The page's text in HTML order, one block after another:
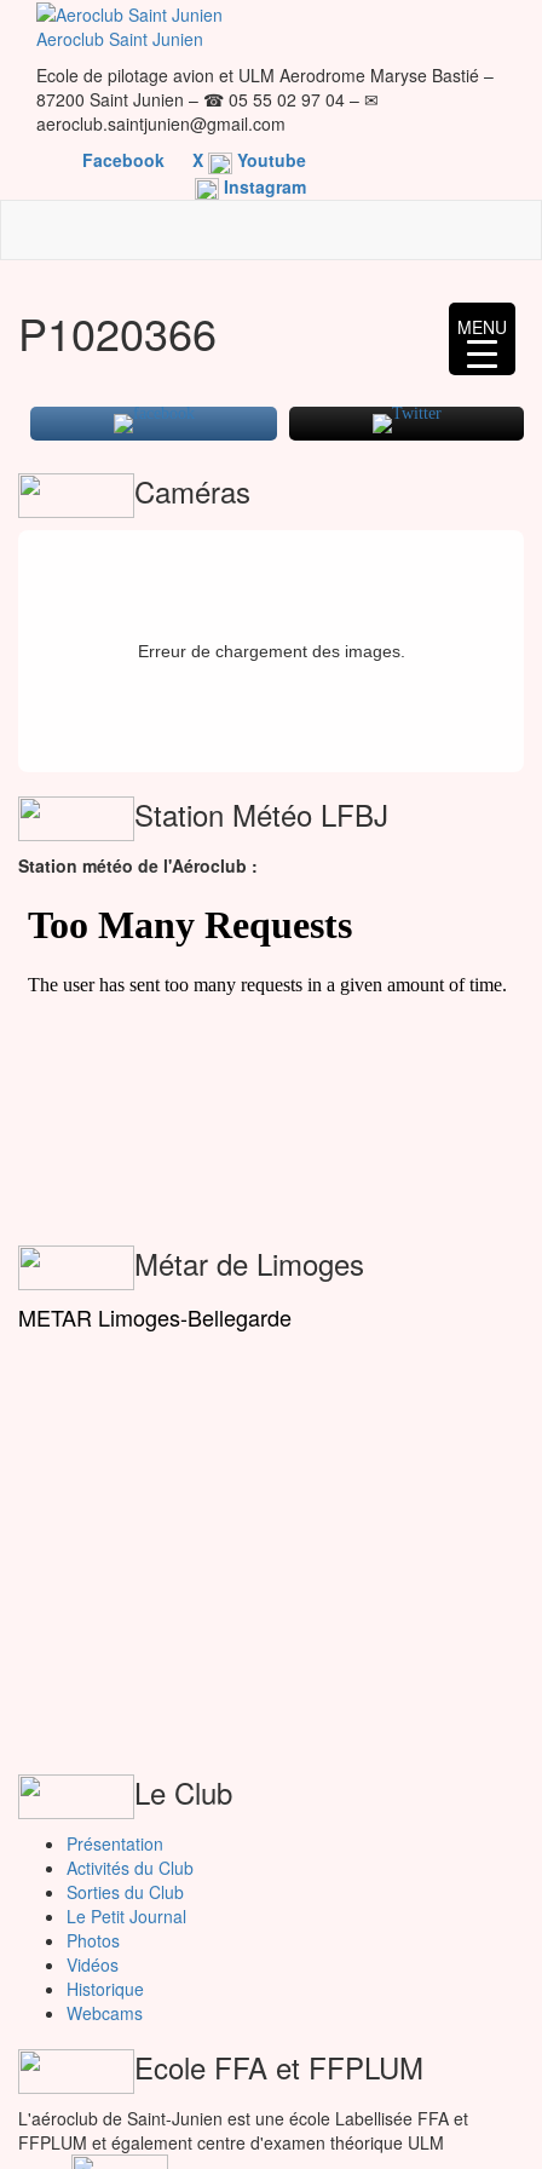
content
Aeroclub Saint Junien
Ecole de pilotage avion et ULM Aerodrome Maryse Bastié –
87200 Saint Junien – ☎ 05 55 02 97 04 – ✉
aeroclub.saintjunien@gmail.com
Facebook
X
Youtube
Instagram
P1020366
Caméras
Erreur de chargement des images.
Station Météo LFBJ
Station météo de l'Aéroclub :
Métar de Limoges
METAR Limoges-Bellegarde
Le Club
Présentation
Activités du Club
Sorties du Club
Le Petit Journal
Photos
Vidéos
Historique
Webcams
Ecole FFA et FFPLUM
L'aéroclub de Saint-Junien est une école Labellisée FFA et
FFPLUM et également centre d'examen théorique ULM
MENU